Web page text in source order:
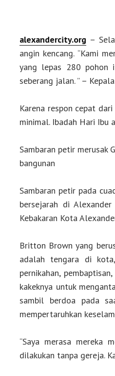
alexandercity.org –
angin kencang. “Kami
yang lepas 280 pohon
seberang jalan. ” –
Karena respon cepat
minimal. Ibadah Hari Ibu
Sambaran petir merusak
bangunan
Sambaran petir pada
bersejarah di
Kebakaran Kota
Britton Brown yang
adalah tengara di
pernikahan,
kakeknya untuk
sambil berdoa pada
mempertaruhkan
“Saya merasa mereka
dilakukan tanpa gereja.